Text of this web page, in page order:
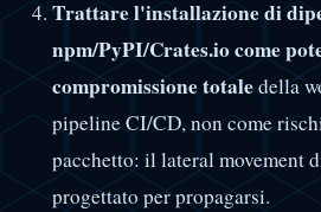
Trattare l'installazione di
npm/PyPI/Crates.io come
compromissione totaledella
pipeline CI/CD, non come
pacchetto: il lateral movement
progettato per propagarsi.